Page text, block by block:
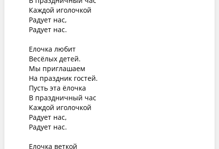
Каждой иголочкой
Радует нас,
Радует нас.
Елочка любит
Весёлых детей.
Мы приглашаем
На праздник гостей.
Пусть эта ёлочка
В праздничный час
Каждой иголочкой
Радует нас,
Радует нас.
Елочка веткой